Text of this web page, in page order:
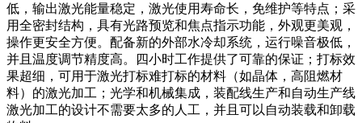
低，输出激光能量稳定，激光使用寿命长，免维护等特点；采
用全密封结构，具有光路预览和焦点指示功能，外观更美观，
操作更安全方便。配备新的外部水冷却系统，运行噪音极低，
并且温度调节精度高。四小时工作提供了可靠的保证；打标效
果超细，可用于激光打标难打标的材料（如晶体，高阻燃材
料）的激光加工；光学和机械集成，装配线生产和自动生产线
激光加工的设计不需要太多的人工，并且可以自动装载和卸载